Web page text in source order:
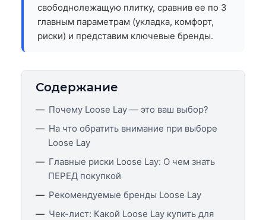
свободнолежащую плитку, сравнив ее по 3
главным параметрам (укладка, комфорт,
риски) и представим ключевые бренды.
Содержание
Почему Loose Lay — это ваш выбор?
На что обратить внимание при выборе
Loose Lay
Главные риски Loose Lay: О чем знать
ПЕРЕД покупкой
Рекомендуемые бренды Loose Lay
Чек-лист: Какой Loose Lay купить для